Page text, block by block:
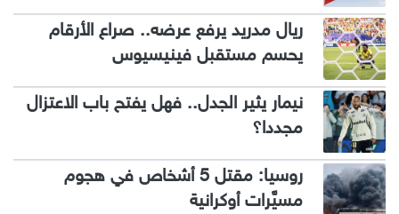
ريال مدريد يرفع عرضه.. صراع الأرقام
يحسم مستقبل فينيسيوس
نيمار يثير الجدل.. فهل يفتح باب الاعتزال
مجددا؟
روسيا: مقتل 5 أشخاص في هجوم
مسيَّرات أوكرانية